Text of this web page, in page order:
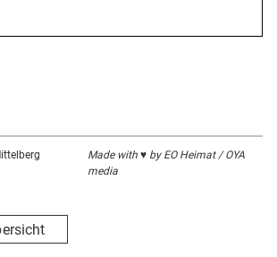
Made with ♥ by EO Heimat / OYA
media